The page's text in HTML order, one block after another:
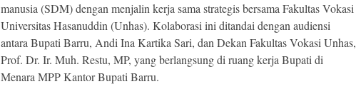
manusia (SDM) dengan menjalin kerja sama strategis bersama Fakultas Vokasi
Universitas Hasanuddin (Unhas). Kolaborasi ini ditandai dengan audiensi
antara Bupati Barru, Andi Ina Kartika Sari, dan Dekan Fakultas Vokasi Unhas,
Prof. Dr. Ir. Muh. Restu, MP, yang berlangsung di ruang kerja Bupati di
Menara MPP Kantor Bupati Barru.